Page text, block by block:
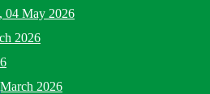
04 May 2026
2026
2026